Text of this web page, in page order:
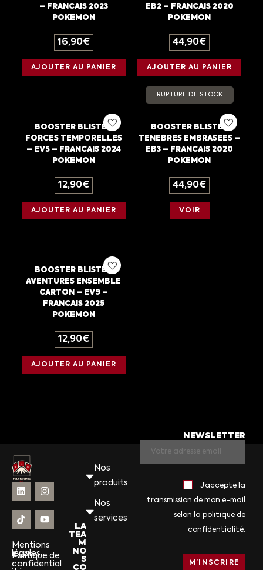
– FRANCAIS 2023
POKEMON
16,90€
AJOUTER AU PANIER
EB2 – FRANCAIS 2020
POKEMON
44,90€
AJOUTER AU PANIER
BOOSTER BLISTER
FORCES TEMPORELLES
– EV5 – FRANCAIS 2024
POKEMON
12,90€
AJOUTER AU PANIER
RUPTURE DE STOCK
BOOSTER BLISTER
TENEBRES EMBRASEES –
EB3 – FRANCAIS 2020
POKEMON
44,90€
VOIR
BOOSTER BLISTER
AVENTURES ENSEMBLE
CARTON – EV9 –
FRANCAIS 2025
POKEMON
12,90€
AJOUTER AU PANIER
Mentions
légales
CGV
Politique de
confidential
Nos
produits
Nos
services
LA
TEA
M
NO
S
CO
NEWSLETTER
J’accepte la
transmission de mon e-mail
selon la politique de
confidentialité.